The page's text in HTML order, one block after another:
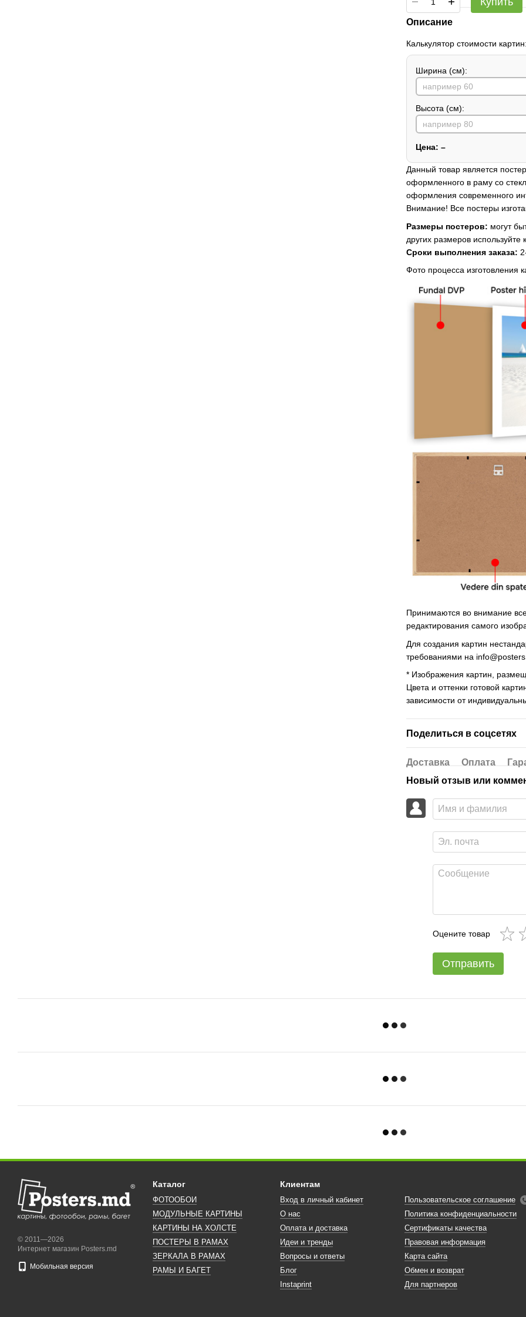
Описание
Калькулятор стоимости картин:
Ширина (см):
Высота (см):
Цена: –
Данный товар является
оформленного в раму со
оформления современного
Внимание! Все постеры
Размеры постеров: могут
других размеров используйте
Сроки выполнения заказа:
Фото процесса изготовления
Принимаются во внимание
редактирования самого
Для создания картин
требованиями на
* Изображения картин,
Цвета и оттенки готовой
зависимости от
Поделиться в соцсетях
Доставка Оплата
Новый отзыв или
Оцените товар
Отправить
© 2011—2026
Интернет магазин Posters.md
Мобильная версия
Каталог
ФОТООБОИ
МОДУЛЬНЫЕ КАРТИНЫ
КАРТИНЫ НА ХОЛСТЕ
ПОСТЕРЫ В РАМАХ
ЗЕРКАЛА В РАМАХ
РАМЫ И БАГЕТ
Клиентам
Вход в личный кабинет
О нас
Оплата и доставка
Идеи и тренды
Вопросы и ответы
Блог
Instaprint
Пользовательское соглашение
Политика конфиденциальности
Сертификаты качества
Правовая информация
Карта сайта
Обмен и возврат
Для партнеров